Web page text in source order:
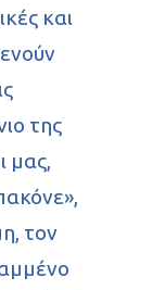
και
της
μας,
τον